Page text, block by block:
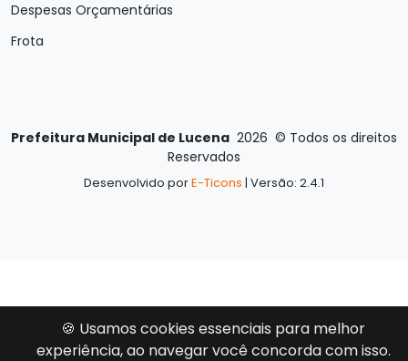
Despesas Orçamentárias
Frota
Prefeitura Municipal de Lucena 2026 © Todos os direitos
Reservados
Desenvolvido porE-Ticons | Versão: 2.4.1
🍪 Usamos cookies essenciais para melhor
experiência, ao navegar você concorda com isso.